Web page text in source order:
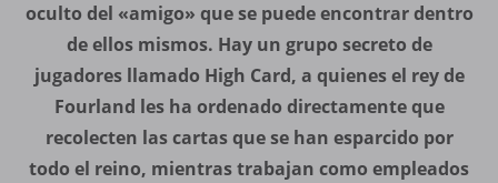
oculto del «amigo» que se puede encontrar dentro
de ellos mismos. Hay un grupo secreto de
jugadores llamado High Card, a quienes el rey de
Fourland les ha ordenado directamente que
recolecten las cartas que se han esparcido por
todo el reino, mientras trabajan como empleados